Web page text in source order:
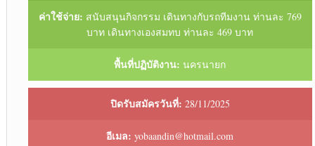
ค่าใช้จ่าย: สนับสนุนกิจกรรม เดินทางกับรถทีมงาน ท่านละ 769
บาท เดินทางเองสมทบ ท่านละ 469 บาท
พื้นที่ปฏิบัติงาน: นครนายก
ปิดรับสมัครวันที่: 28/11/2025
อีเมล: yobaandin@hotmail.com